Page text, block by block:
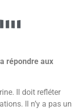
répondre aux
Il doit refléter
Il n’y a pas un